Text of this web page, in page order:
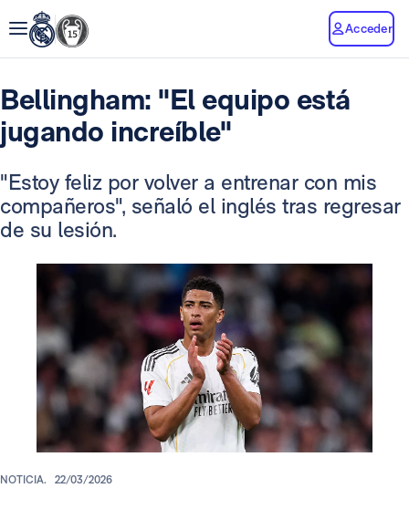
Acceder
Bellingham: "El equipo está
jugando increíble"
"Estoy feliz por volver a entrenar con mis
compañeros", señaló el inglés tras regresar
de su lesión.
NOTICIA. 22/03/2026